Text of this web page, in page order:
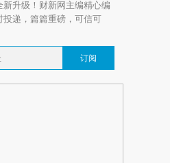
新升级！财新网主编精心编
递，篇篇重磅，可信可
订阅